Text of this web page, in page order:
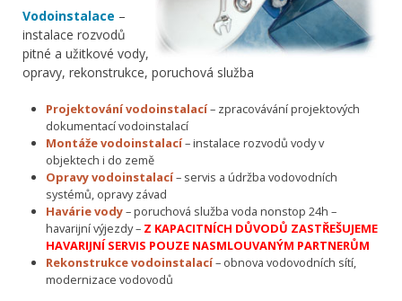
Vodoinstalace –
instalace rozvodů
pitné a užitkové vody,
opravy, rekonstrukce, poruchová služba
Projektování vodoinstalací– zpracovávání projektových
dokumentací vodoinstalací
Montáže vodoinstalací– instalace rozvodů vody v
objektech i do země
Opravy vodoinstalací– servis a údržba vodovodních
systémů, opravy závad
Havárie vody– poruchová služba voda nonstop 24h –
havarijní výjezdy – Z KAPACITNÍCH DŮVODŮ ZASTŘEŠUJEME
HAVARIJNÍ SERVIS POUZE NASMLOUVANÝM PARTNERŮM
Rekonstrukce vodoinstalací– obnova vodovodních sítí,
modernizace vodovodů